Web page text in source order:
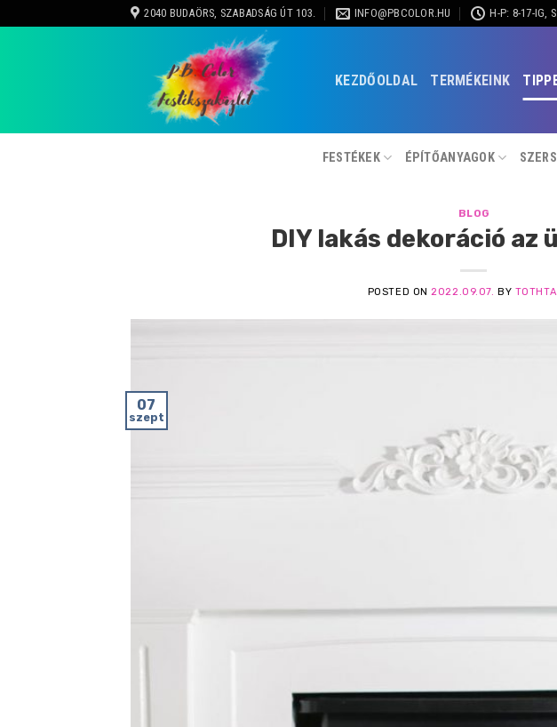
to
2040 BUDAÖRS, SZABADSÁG ÚT 103. INFO@PBCOLOR.HU H-P: 8-17-IG,
KEZDŐOLDAL TERMÉKEINK
FESTÉKEK ÉPÍTŐANYAGOK
BLOG
DIY lakás dekoráció az
POSTED ON 2022.09.07. BY
07
szept